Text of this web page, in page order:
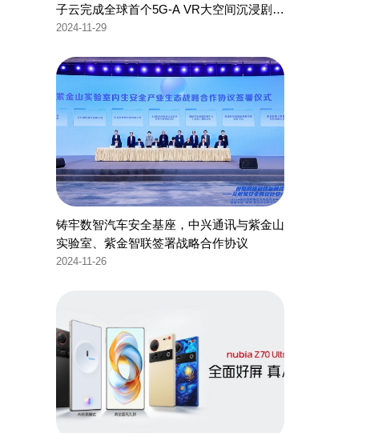
子云完成全球首个5G-A VR大空间沉浸剧场
商用
2024-11-29
铸牢数智汽车安全基座，中兴通讯与紫金山
实验室、紫金智联签署战略合作协议
2024-11-26